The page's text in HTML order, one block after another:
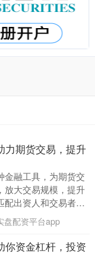
力期货交易，提升
金融工具，为期货交
放大交易规模，提升
配出资人和交易者，
持，帮助他们抓住市
盘配资平台app
你资金杠杆，投资